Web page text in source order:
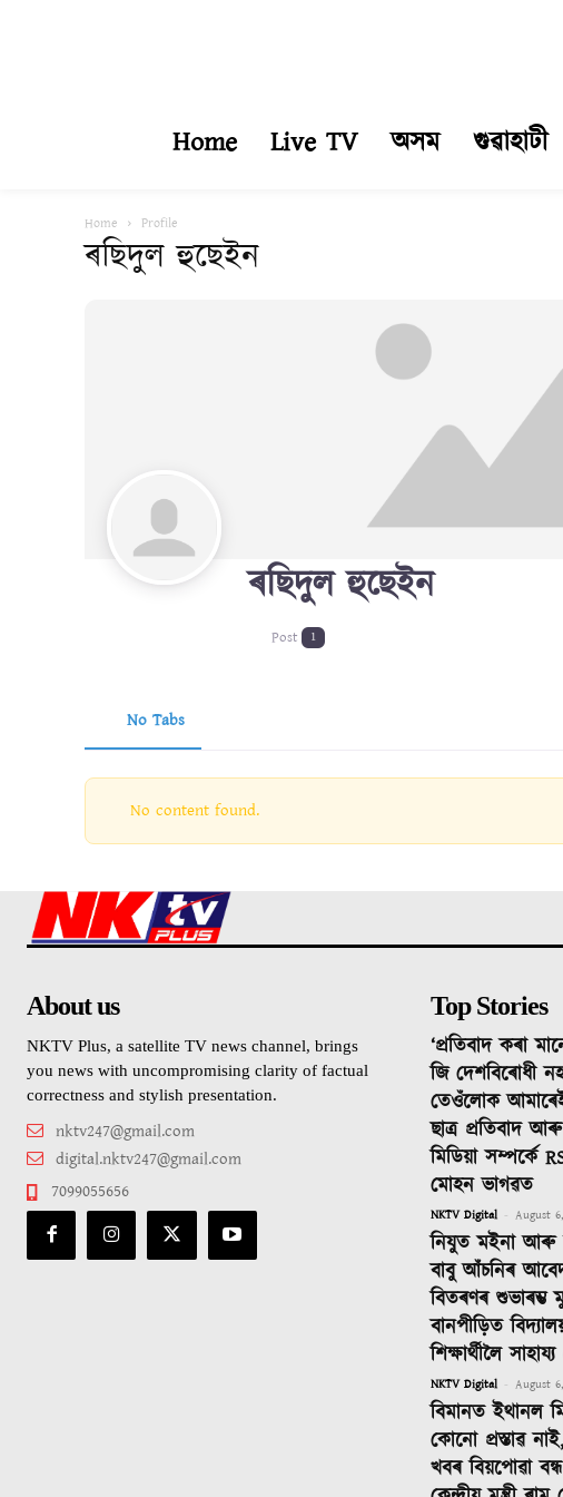
Home Live TV অসম গুৱাহাটী
Home Profile
ৰছিদুল হুছেইন
ৰছিদুল হুছেইন
Post 1
No Tabs
No content found.
About us
NKTV Plus, a satellite TV news channel, brings
you news with uncompromising clarity of factual
correctness and stylish presentation.
nktv247@gmail.com
digital.nktv247@gmail.com
7099055656
Top Stories
‘প্ৰতিবাদ কৰা
জি দেশবিৰোধী
তেওঁলোক আমাৰেই
ছাত্ৰ প্ৰতিবাদ
মিডিয়া সম্পৰ্কে
মোহন ভাগৱত
NKTV Digital - August
নিযুত মইনা আৰু
বাবু আঁচনিৰ
বিতৰণৰ শুভাৰম্ভ
বানপীড়িত
শিক্ষাৰ্থীলৈ
NKTV Digital - August
বিমানত ইথানল
কোনো প্ৰস্তাৱ
খবৰ বিয়পোৱা